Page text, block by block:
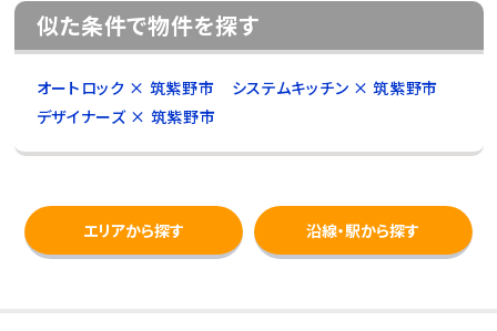
似た条件で物件を探す
オートロック × 筑紫野市
システムキッチン × 筑紫野市
デザイナーズ × 筑紫野市
エリアから探す 沿線・駅から探す